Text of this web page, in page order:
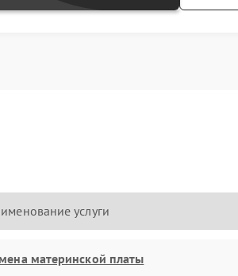
услуги
материнской платы